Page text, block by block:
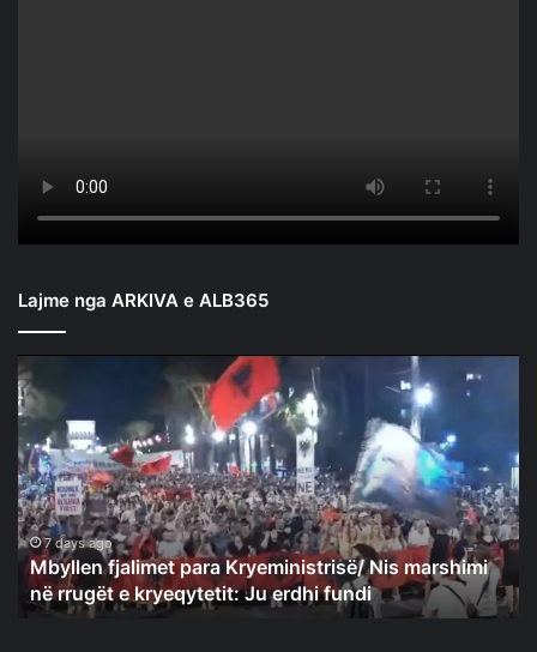
Lajme nga ARKIVA e ALB365
Mbyllen
fjalimet
para
Kryeministrisë/
Nis
marshimi
në
rrugët
kryeqytetit:
7 days ago
Mbyllen fjalimet para Kryeministrisë/ Nis marshimi
në rrugët e kryeqytetit: Ju erdhi fundi